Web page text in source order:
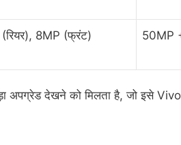
8MP (फ्रंट) 50MP
अपग्रेड देखने को मिलता है, जो इसे